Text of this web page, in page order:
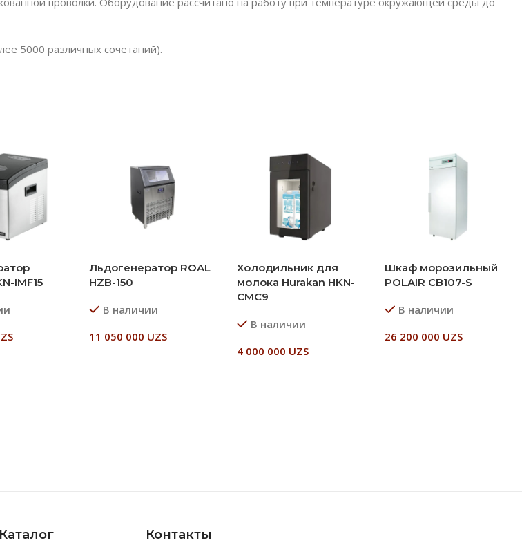
5000 различных сочетаний).
IMF15
Льдогенератор ROAL
HZB-150
В наличии
11 050 000 UZS
Холодильник для
молока Hurakan HKN-
CMC9
В наличии
4 000 000 UZS
Шкаф морозильный
POLAIR CB107-S
В наличии
26 200 000 UZS
Каталог
Контакты